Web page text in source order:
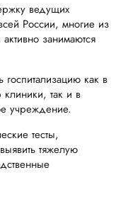
ведущих
России, многие из
занимаются
госпитализацию как в
клиники, так и в
учреждение.
тесты,
тяжелую